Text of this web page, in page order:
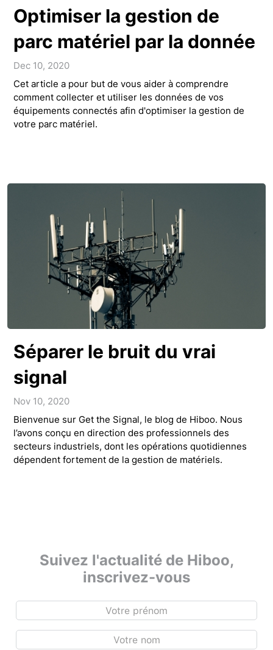
Optimiser la gestion de
parc matériel par la donnée
Dec 10, 2020
Cet article a pour but de vous aider à comprendre
comment collecter et utiliser les données de vos
équipements connectés afin d'optimiser la gestion de
votre parc matériel.
Séparer le bruit du vrai
signal
Nov 10, 2020
Bienvenue sur Get the Signal, le blog de Hiboo. Nous
l’avons conçu en direction des professionnels des
secteurs industriels, dont les opérations quotidiennes
dépendent fortement de la gestion de matériels.
Suivez l'actualité de Hiboo,
inscrivez-vous